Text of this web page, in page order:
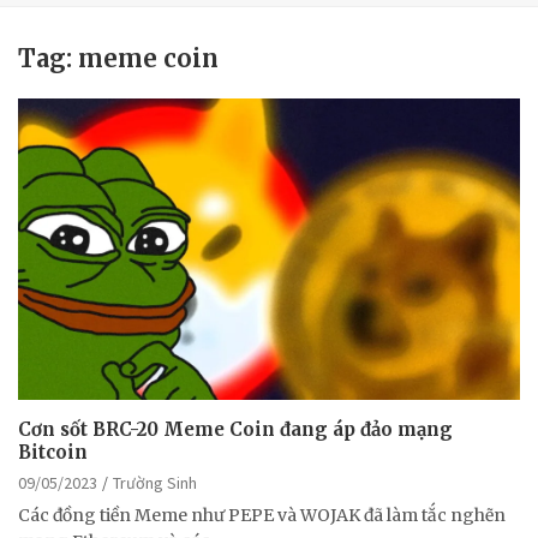
Tag: meme coin
Cơn sốt BRC-20 Meme Coin đang áp đảo mạng
Bitcoin
09/05/2023
Trường Sinh
Các đồng tiền Meme như PEPE và WOJAK đã làm tắc nghẽn